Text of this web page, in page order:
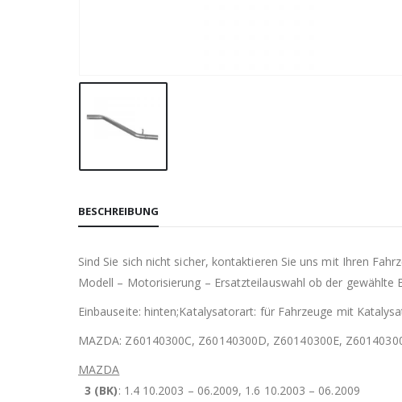
BESCHREIBUNG
Sind Sie sich nicht sicher, kontaktieren Sie uns mit Ihren
Modell – Motorisierung – Ersatzteilauswahl ob der gewählte
Einbauseite: hinten;Katalysatorart: für Fahrzeuge mit
MAZDA: Z60140300C, Z60140300D, Z60140300E,
MAZDA
3 (BK): 1.4 10.2003 – 06.2009, 1.6 10.2003 – 06.2009